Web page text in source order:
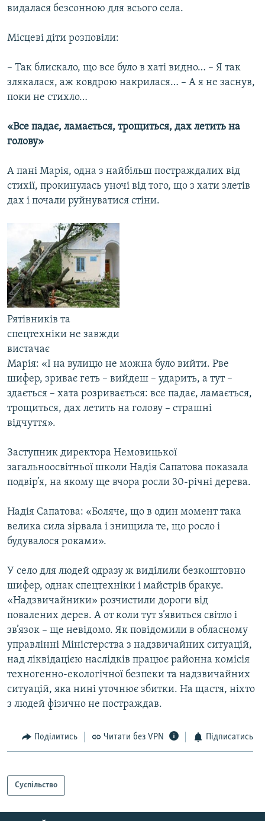
Усі сайти RFE/RL
видалася безсонною для всього села.
Місцеві діти розповіли:
– Так блискало, що все було в хаті видно… – Я так
злякалася, аж ковдрою накрилася… – А я не заснув,
поки не стихло…
«Все падає, ламається, трощиться, дах летить на
голову»
А пані Марія, одна з найбільш постраждалих від
стихії, прокинулась уночі від того, що з хати злетів
дах і почали руйнуватися стіни.
Рятівників та
спецтехніки не завжди
вистачає
Марія: «І на вулицю не можна було вийти. Рве
шифер, зриває геть – вийдеш – ударить, а тут –
здається – хата розривається: все падає, ламається,
трощиться, дах летить на голову – страшні
відчуття».
Заступник директора Немовицької
загальноосвітньої школи Надія Сапатова показала
подвір’я, на якому ще вчора росли 30-річні дерева.
Надія Сапатова: «Боляче, що в один момент така
велика сила зірвала і знищила те, що росло і
будувалося роками».
У село для людей одразу ж виділили безкоштовно
шифер, однак спецтехніки і майстрів бракує.
«Надзвичайники» розчистили дороги від
повалених дерев. А от коли тут з’явиться світло і
зв’язок – ще невідомо. Як повідомили в обласному
управлінні Міністерства з надзвичайних ситуацій,
над ліквідацією наслідків працює районна комісія
техногенно-екологічної безпеки та надзвичайних
ситуацій, яка нині уточнює збитки. На щастя, ніхто
з людей фізично не постраждав.
Поділитись Читати без VPN Підписатись
Суспільство